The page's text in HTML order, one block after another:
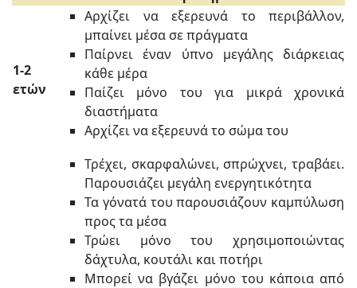
1-2
ετών
Αρχίζει να εξερευνά το περιβάλλον,
μπαίνει μέσα σε πράγματα
Παίρνει έναν ύπνο μεγάλης διάρκειας
κάθε μέρα
Παίζει μόνο του για μικρά χρονικά
διαστήματα
Αρχίζει να εξερευνά το σώμα του
Τρέχει, σκαρφαλώνει, σπρώχνει, τραβάει.
Παρουσιάζει μεγάλη ενεργητικότητα
Τα γόνατά του παρουσιάζουν καμπύλωση
προς τα μέσα
Τρώει μόνο του χρησιμοποιώντας
δάχτυλα, κουτάλι και ποτήρι
Μπορεί να βγάζει μόνο του κάποια από